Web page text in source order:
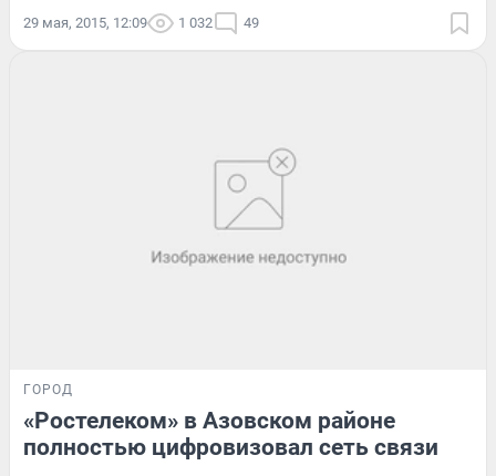
29 мая, 2015, 12:09 1 032 49
ГОРОД
«Ростелеком» в Азовском районе
полностью цифровизовал сеть связи